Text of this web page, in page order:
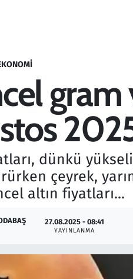
gram
dünkü
çeyrek,
altın fiyatları...
27.08.2025 - 08:41
YAYINLANMA